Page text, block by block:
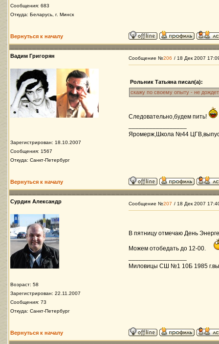
Сообщения: 683
Откуда: Беларусь, г. Минск
Вернуться к началу
Вадим Григорян
Зарегистрирован: 18.10.2007
Сообщения: 1567
Откуда: Санкт-Петербург
Сообщение №206 / 18 Дек 2007
Рольник Татьяна писал(а):
скажу по своему опыту - не
Следовательно,будем пить!
Яромерж,Школа №44
Вернуться к началу
Сурдин Александр
Возраст: 58
Зарегистрирован: 22.11.2007
Сообщения: 73
Откуда: Санкт-Петербург
Сообщение №207 / 18 Дек 2007
В пятницу отмечаю День
Можем отобедать до 12-00.
Миловицы СШ №1 10Б 1985
Вернуться к началу